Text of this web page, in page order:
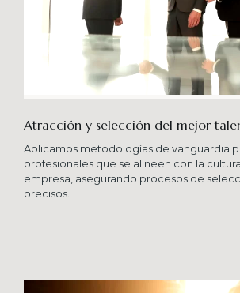
Atracción y selección del mejor
Aplicamos metodologías de vanguardia
profesionales que se alineen con la
empresa, asegurando procesos de
precisos.